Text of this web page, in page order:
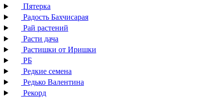
Пятерка
Радость Бахчисарая
Рай растений
Расти дача
Растишки от Иришки
РБ
Редкие семена
Редько Валентина
Рекорд